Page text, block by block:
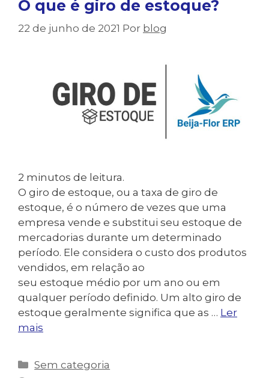
O que é giro de estoque?
22 de junho de 2021 Por blog
2 minutos de leitura.
O giro de estoque, ou a taxa de giro de
estoque, é o número de vezes que uma
empresa vende e substitui seu estoque de
mercadorias durante um determinado
período. Ele considera o custo dos produtos
vendidos, em relação ao
seu estoque médio por um ano ou em
qualquer período definido. Um alto giro de
estoque geralmente significa que as … Ler
mais
Categorias
Sem categoria